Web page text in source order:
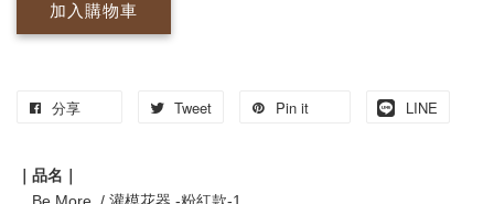
加入購物車
分享 Tweet Pin it LINE
｜品名｜